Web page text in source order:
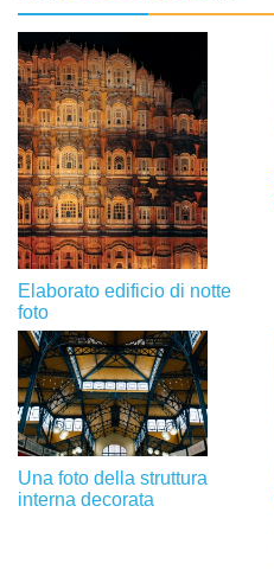
Elaborato edificio di notte
foto
Una foto della struttura
interna decorata